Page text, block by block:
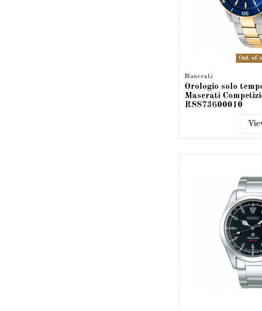
Out of
Maserati
Orologio solo
Maserati
R8873600010